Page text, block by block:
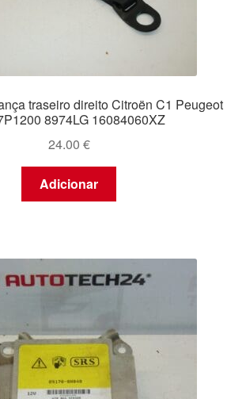
traseiro direito Citroën C1 Peugeot
8974LG 16084060XZ
24.00 €
Adicionar